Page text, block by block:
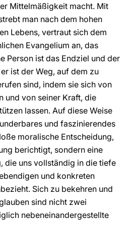
Mittelmäßigkeit macht. Mit
man nach dem hohen
Lebens, vertraut sich dem
Evangelium an, das
Person ist das Endziel und der
ist der Weg, auf dem zu
sind, indem sie sich von
und von seiner Kraft, die
lassen. Auf diese Weise
und faszinierendes
moralische Entscheidung,
berichtigt, sondern eine
die uns vollständig in die tiefe
und konkreten
Sich zu bekehren und
sind nicht zwei
nebeneinandergestellte